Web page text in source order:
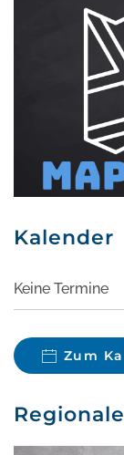
Kalender
Keine Termine
Zum